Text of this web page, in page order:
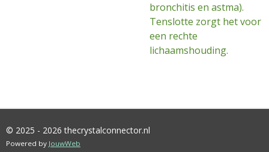
bronchitis en astma).
Tenslotte zorgt het voor
een rechte
lichaamshouding.
© 2025 - 2026 thecrystalconnector.nl
Powered by JouwWeb